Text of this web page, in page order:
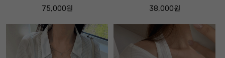
75,000원
38,000원